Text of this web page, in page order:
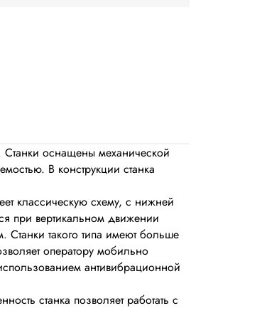
оснащены механической
В конструкции станка
классическую схему, с нижней
при вертикальном движении
такого типа имеют больше
оператору мобильно
антивибрационной
станка позволяет работать с